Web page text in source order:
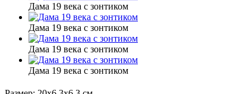
Дама 19 века с зонтиком
Дама 19 века с зонтиком
Дама 19 века с зонтиком
Дама 19 века с зонтиком